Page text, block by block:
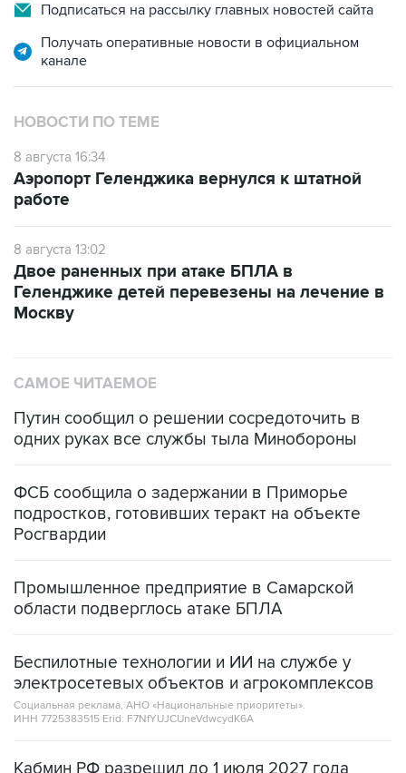
Подписаться на рассылку главных новостей сайта
Получать оперативные новости в официальном
канале
НОВОСТИ ПО ТЕМЕ
8 августа 16:34
Аэропорт Геленджика вернулся к штатной
работе
8 августа 13:02
Двое раненных при атаке БПЛА в
Геленджике детей перевезены на лечение в
Москву
САМОЕ ЧИТАЕМОЕ
Путин сообщил о решении сосредоточить в
одних руках все службы тыла Минобороны
ФСБ сообщила о задержании в Приморье
подростков, готовивших теракт на объекте
Росгвардии
Промышленное предприятие в Самарской
области подверглось атаке БПЛА
Беспилотные технологии и ИИ на службе у
электросетевых объектов и агрокомплексов
Социальная реклама, АНО «Национальные приоритеты».
ИНН 7725383515 Erid: F7NfYUJCUneVdwcydK6A